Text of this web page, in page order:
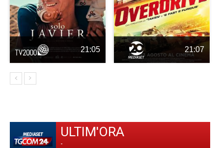
21:05 21:07
ULTIM'ORA
-